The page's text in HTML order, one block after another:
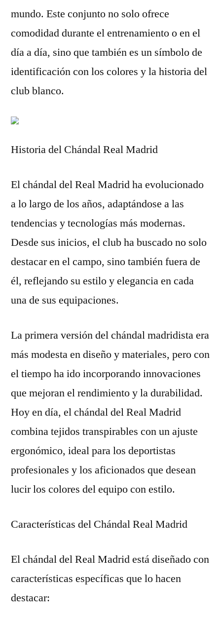
mundo. Este conjunto no solo ofrece
comodidad durante el entrenamiento o en el
día a día, sino que también es un símbolo de
identificación con los colores y la historia del
club blanco.
Historia del Chándal Real Madrid
El chándal del Real Madrid ha evolucionado
a lo largo de los años, adaptándose a las
tendencias y tecnologías más modernas.
Desde sus inicios, el club ha buscado no solo
destacar en el campo, sino también fuera de
él, reflejando su estilo y elegancia en cada
una de sus equipaciones.
La primera versión del chándal madridista era
más modesta en diseño y materiales, pero con
el tiempo ha ido incorporando innovaciones
que mejoran el rendimiento y la durabilidad.
Hoy en día, el chándal del Real Madrid
combina tejidos transpirables con un ajuste
ergonómico, ideal para los deportistas
profesionales y los aficionados que desean
lucir los colores del equipo con estilo.
Características del Chándal Real Madrid
El chándal del Real Madrid está diseñado con
características específicas que lo hacen
destacar: